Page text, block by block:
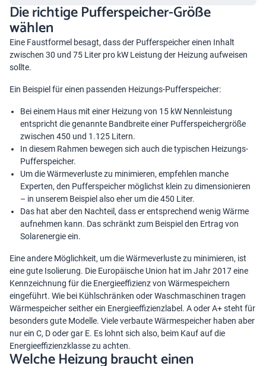
Die richtige Pufferspeicher-Größe
wählen
Eine Faustformel besagt, dass der Pufferspeicher einen Inhalt
zwischen 30 und 75 Liter pro kW Leistung der Heizung aufweisen
sollte.
Ein Beispiel für einen passenden Heizungs-Pufferspeicher:
Bei einem Haus mit einer Heizung von 15 kW Nennleistung
entspricht die genannte Bandbreite einer Pufferspeichergröße
zwischen 450 und 1.125 Litern.
In diesem Rahmen bewegen sich auch die typischen Heizungs-
Pufferspeicher.
Um die Wärmeverluste zu minimieren, empfehlen manche
Experten, den Pufferspeicher möglichst klein zu dimensionieren
– in unserem Beispiel also eher um die 450 Liter.
Das hat aber den Nachteil, dass er entsprechend wenig Wärme
aufnehmen kann. Das schränkt zum Beispiel den Ertrag von
Solarenergie ein.
Eine andere Möglichkeit, um die Wärmeverluste zu minimieren, ist
eine gute Isolierung. Die Europäische Union hat im Jahr 2017 eine
Kennzeichnung für die Energieeffizienz von Wärmespeichern
eingeführt. Wie bei Kühlschränken oder Waschmaschinen tragen
Wärmespeicher seither ein Energieeffizienzlabel. A oder A+ steht für
besonders gute Modelle. Viele verbaute Wärmespeicher haben aber
nur ein C, D oder gar E. Es lohnt sich also, beim Kauf auf die
Energieeffizienzklasse zu achten.
Welche Heizung braucht einen